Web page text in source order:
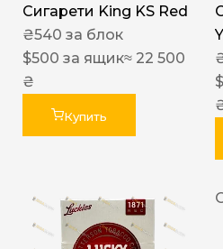
Сигарети King KS Red
₴540 за блок
$500 за ящик≈ 22 500
₴
Купить
$